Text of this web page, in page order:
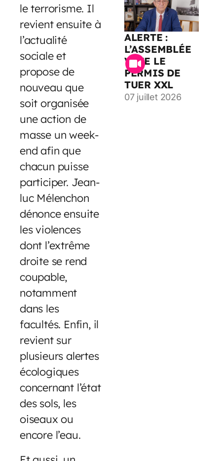
le terrorisme. Il
revient ensuite à
l’actualité
sociale et
propose de
nouveau que
soit organisée
une action de
masse un week-
end afin que
chacun puisse
participer. Jean-
luc Mélenchon
dénonce ensuite
les violences
dont l’extrême
droite se rend
coupable,
notamment
dans les
facultés. Enfin, il
revient sur
plusieurs alertes
écologiques
concernant l’état
des sols, les
oiseaux ou
encore l’eau.
ALERTE :
L’ASSEMBLÉE
VOTE LE
PERMIS DE
TUER XXL
07 juillet 2026